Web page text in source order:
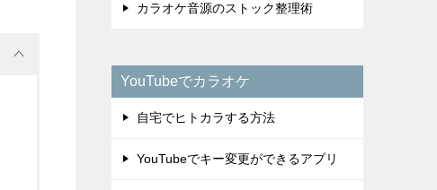
カラオケ音源のストック整理術
YouTubeでカラオケ
自宅でヒトカラする方法
YouTubeでキー変更ができるアプリ